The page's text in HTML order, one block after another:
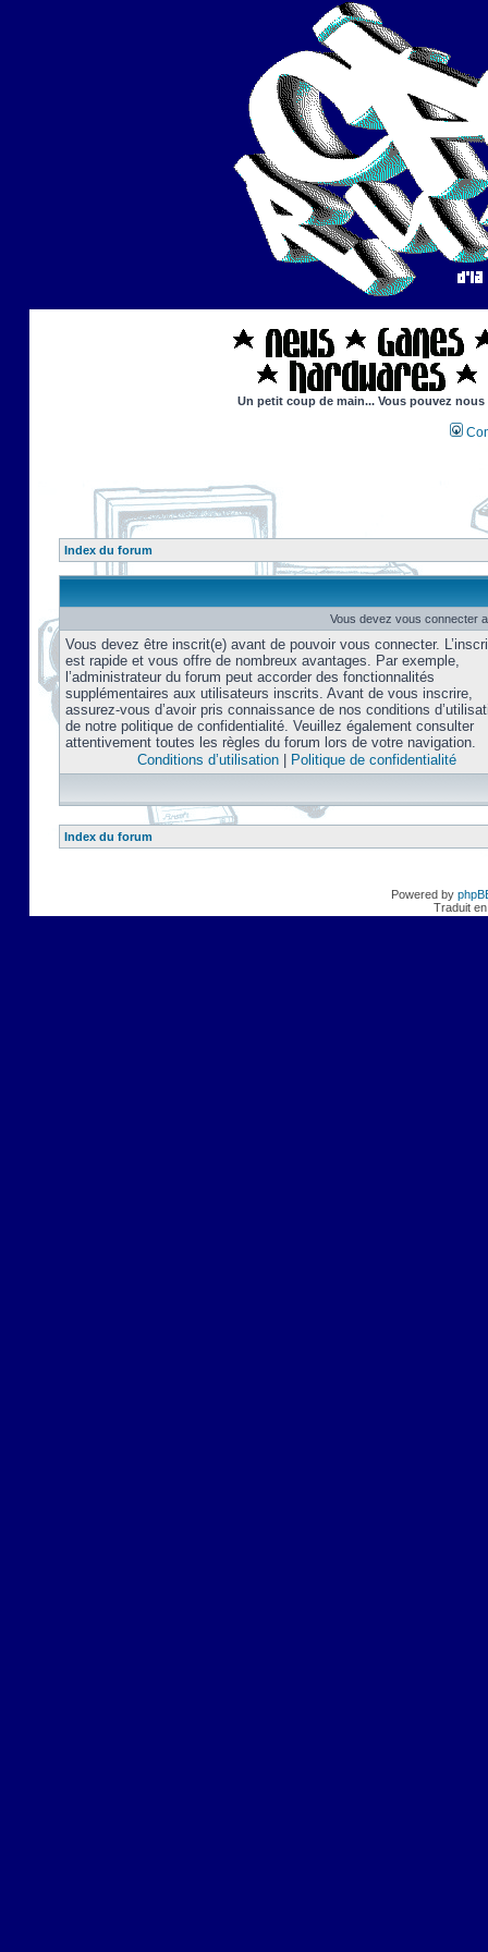
Un petit coup de main... Vous pouvez
Index du forum
Vous devez vous connecter
Vous devez être inscrit(e) avant de pouvoir vous connecter.
est rapide et vous offre de nombreux avantages. Par exemple,
l’administrateur du forum peut accorder des fonctionnalités
supplémentaires aux utilisateurs inscrits. Avant de vous inscrire,
assurez-vous d’avoir pris connaissance de nos conditions
de notre politique de confidentialité. Veuillez également consulter
attentivement toutes les règles du forum lors de votre navigation.
Conditions d’utilisation| Politique de confidentialité
Index du forum
Powered by
Traduit